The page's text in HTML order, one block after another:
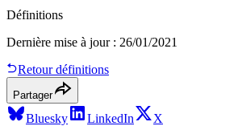
Définitions
Dernière mise à jour: 26/01/2021
Retour définitions
Partager
Bluesky LinkedIn X